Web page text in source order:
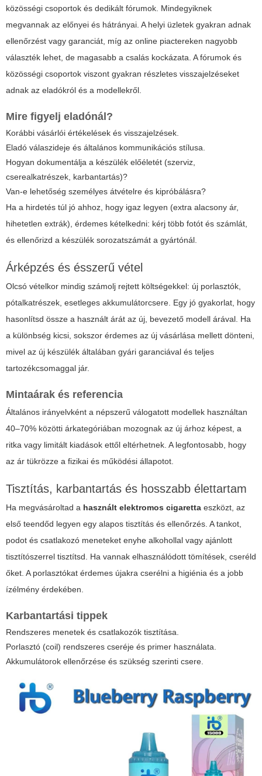
közösségi csoportok és dedikált fórumok. Mindegyiknek
megvannak az előnyei és hátrányai. A helyi üzletek gyakran adnak
ellenőrzést vagy garanciát, míg az online piactereken nagyobb
választék lehet, de magasabb a csalás kockázata. A fórumok és
közösségi csoportok viszont gyakran részletes visszajelzéseket
adnak az eladókról és a modellekről.
Mire figyelj eladónál?
Korábbi vásárlói értékelések és visszajelzések.
Eladó válaszideje és általános kommunikációs stílusa.
Hogyan dokumentálja a készülék előéletét (szerviz,
cserealkatrészek, karbantartás)?
Van-e lehetőség személyes átvételre és kipróbálásra?
Ha a hirdetés túl jó ahhoz, hogy igaz legyen (extra alacsony ár,
hihetetlen extrák), érdemes kételkedni: kérj több fotót és számlát,
és ellenőrizd a készülék sorozatszámát a gyártónál.
Árképzés és ésszerű vétel
Olcsó vételkor mindig számolj rejtett költségekkel: új porlasztók,
pótalkatrészek, esetleges akkumulátorcsere. Egy jó gyakorlat, hogy
hasonlítsd össze a használt árát az új, bevezető modell árával. Ha
a különbség kicsi, sokszor érdemes az új vásárlása mellett dönteni,
mivel az új készülék általában gyári garanciával és teljes
tartozékcsomaggal jár.
Mintaárak és referencia
Általános irányelvként a népszerű válogatott modellek használtan
40–70% közötti árkategóriában mozognak az új árhoz képest, a
ritka vagy limitált kiadások ettől eltérhetnek. A legfontosabb, hogy
az ár tükrözze a fizikai és működési állapotot.
Tisztítás, karbantartás és hosszabb élettartam
Ha megvásároltad a használt elektromos cigaretta eszközt, az
első teendőd legyen egy alapos tisztítás és ellenőrzés. A tankot,
podot és csatlakozó meneteket enyhe alkohollal vagy ajánlott
tisztítószerrel tisztítsd. Ha vannak elhasználódott tömítések, cseréld
őket. A porlasztókat érdemes újakra cserélni a higiénia és a jobb
ízélmény érdekében.
Karbantartási tippek
Rendszeres menetek és csatlakozók tisztítása.
Porlasztó (coil) rendszeres cseréje és primer használata.
Akkumulátorok ellenőrzése és szükség szerinti csere.